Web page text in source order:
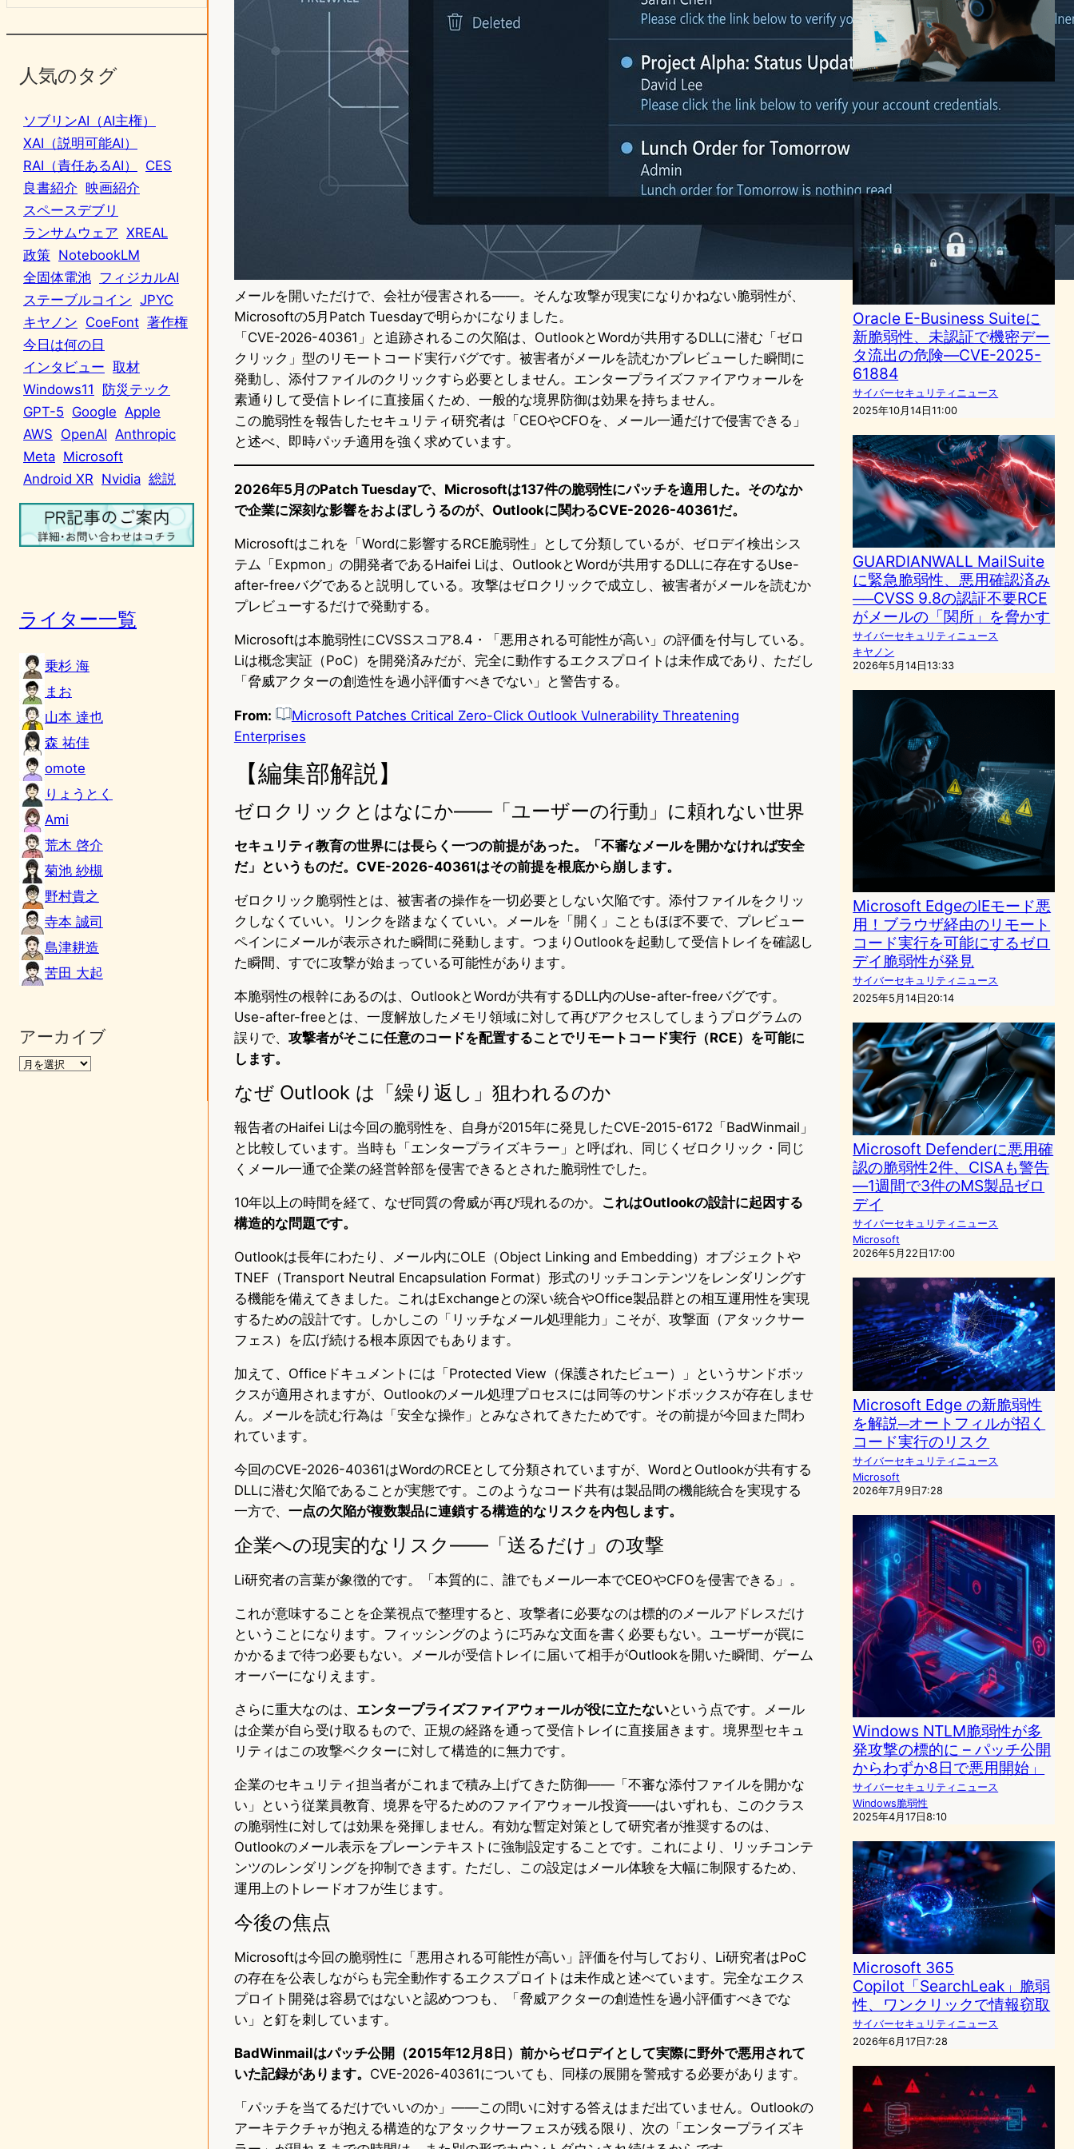
人気のタグ
ソブリンAI（AI主権）
XAI（説明可能AI）
RAI（責任あるAI）
CES
良書紹介 映画紹介
スペースデブリ
ランサムウェア XREAL
政策 NotebookLM
全固体電池 フィジカルAI
ステーブルコイン JPYC
キヤノン CoeFont 著作権
今日は何の日
インタビュー 取材
Windows11
防災テック
GPT-5 Google Apple
AWS OpenAI Anthropic
Meta Microsoft
Android XR Nvidia 総説
ライター一覧
乗杉 海
まお
山本 達也
森 祐佳
omote
りょうとく
Ami
荒木 啓介
菊池 紗槻
野村貴之
寺本 誠司
島津耕造
苦田 大起
アーカイブ
メールを開いただけで、会社が侵害される——。そんな攻撃が現実になりかねない脆弱性が、
Microsoftの5月Patch Tuesdayで明らかになりました。
「CVE-2026-40361」と追跡されるこの欠陥は、OutlookとWordが共用するDLLに潜む「ゼロ
クリック」型のリモートコード実行バグです。被害者がメールを読むかプレビューした瞬間に
発動し、添付ファイルのクリックすら必要としません。エンタープライズファイアウォールを
素通りして受信トレイに直接届くため、一般的な境界防御は効果を持ちません。
この脆弱性を報告したセキュリティ研究者は「CEOやCFOを、メール一通だけで侵害できる」
と述べ、即時パッチ適用を強く求めています。
2026年5月のPatch Tuesdayで、Microsoftは137件の脆弱性にパッチを適用した。そのなか
で企業に深刻な影響をおよぼしうるのが、Outlookに関わるCVE-2026-40361だ。
Microsoftはこれを「Wordに影響するRCE脆弱性」として分類しているが、ゼロデイ検出シス
テム「Expmon」の開発者であるHaifei Liは、OutlookとWordが共用するDLLに存在するUse-
after-freeバグであると説明している。攻撃はゼロクリックで成立し、被害者がメールを読むか
プレビューするだけで発動する。
Microsoftは本脆弱性にCVSSスコア8.4・「悪用される可能性が高い」の評価を付与している。
Liは概念実証（PoC）を開発済みだが、完全に動作するエクスプロイトは未作成であり、ただし
「脅威アクターの創造性を過小評価すべきでない」と警告する。
From:
Microsoft Patches Critical Zero-Click Outlook Vulnerability Threatening
Enterprises
【編集部解説】
ゼロクリックとはなにか——「ユーザーの行動」に頼れない世界
セキュリティ教育の世界には長らく一つの前提があった。「不審なメールを開かなければ安全
だ」というものだ。CVE-2026-40361はその前提を根底から崩します。
ゼロクリック脆弱性とは、被害者の操作を一切必要としない欠陥です。添付ファイルをクリッ
クしなくていい。リンクを踏まなくていい。メールを「開く」こともほぼ不要で、プレビュー
ペインにメールが表示された瞬間に発動します。つまりOutlookを起動して受信トレイを確認し
た瞬間、すでに攻撃が始まっている可能性があります。
本脆弱性の根幹にあるのは、OutlookとWordが共有するDLL内のUse-after-freeバグです。
Use-after-freeとは、一度解放したメモリ領域に対して再びアクセスしてしまうプログラムの
誤りで、 攻撃者がそこに任意のコードを配置することでリモートコード実行（RCE）を可能に
します。
なぜ Outlook は「繰り返し」狙われるのか
報告者のHaifei Liは今回の脆弱性を、自身が2015年に発見したCVE-2015-6172「BadWinmail」
と比較しています。当時も「エンタープライズキラー」と呼ばれ、同じくゼロクリック・同じ
くメール一通で企業の経営幹部を侵害できるとされた脆弱性でした。
10年以上の時間を経て、なぜ同質の脅威が再び現れるのか。
これはOutlookの設計に起因する
構造的な問題です。
Outlookは長年にわたり、メール内にOLE（Object Linking and Embedding）オブジェクトや
TNEF（Transport Neutral Encapsulation Format）形式のリッチコンテンツをレンダリングす
る機能を備えてきました。これはExchangeとの深い統合やOffice製品群との相互運用性を実現
するための設計です。しかしこの「リッチなメール処理能力」こそが、攻撃面（アタックサー
フェス）を広げ続ける根本原因でもあります。
加えて、Officeドキュメントには「Protected View（保護されたビュー）」というサンドボッ
クスが適用されますが、Outlookのメール処理プロセスには同等のサンドボックスが存在しませ
ん。メールを読む行為は「安全な操作」とみなされてきたためです。その前提が今回また問わ
れています。
今回のCVE-2026-40361はWordのRCEとして分類されていますが、WordとOutlookが共有する
DLLに潜む欠陥であることが実態です。このようなコード共有は製品間の機能統合を実現する
一方で、 一点の欠陥が複数製品に連鎖する構造的なリスクを内包します。
企業への現実的なリスク——「送るだけ」の攻撃
Li研究者の言葉が象徴的です。「本質的に、誰でもメール一本でCEOやCFOを侵害できる」。
これが意味することを企業視点で整理すると、攻撃者に必要なのは標的のメールアドレスだけ
ということになります。フィッシングのように巧みな文面を書く必要もない。ユーザーが罠に
かかるまで待つ必要もない。メールが受信トレイに届いて相手がOutlookを開いた瞬間、ゲーム
オーバーになりえます。
さらに重大なのは、 エンタープライズファイアウォールが役に立たないという点です。メール
は企業が自ら受け取るもので、正規の経路を通って受信トレイに直接届きます。境界型セキュ
リティはこの攻撃ベクターに対して構造的に無力です。
企業のセキュリティ担当者がこれまで積み上げてきた防御——「不審な添付ファイルを開かな
い」という従業員教育、境界を守るためのファイアウォール投資——はいずれも、このクラス
の脆弱性に対しては効果を発揮しません。有効な暫定対策として研究者が推奨するのは、
Outlookのメール表示をプレーンテキストに強制設定することです。これにより、リッチコンテ
ンツのレンダリングを抑制できます。ただし、この設定はメール体験を大幅に制限するため、
運用上のトレードオフが生じます。
今後の焦点
Microsoftは今回の脆弱性に「悪用される可能性が高い」評価を付与しており、Li研究者はPoC
の存在を公表しながらも完全動作するエクスプロイトは未作成と述べています。完全なエクス
プロイト開発は容易ではないと認めつつも、「脅威アクターの創造性を過小評価すべきでな
い」と釘を刺しています。
BadWinmailはパッチ公開（2015年12月8日）前からゼロデイとして実際に野外で悪用されて
いた記録があります。 CVE-2026-40361についても、同様の展開を警戒する必要があります。
「パッチを当てるだけでいいのか」——この問いに対する答えはまだ出ていません。Outlookの
アーキテクチャが抱える構造的なアタックサーフェスが残る限り、次の「エンタープライズキ
メール1通で企業秘密が筒抜
け：世界初ゼロクリックAI攻
Oracle E-Business Suiteに
新脆弱性、未認証で機密デー
タ流出の危険―CVE-2025-
61884
サイバーセキュリティニュース
2025年10月14日11:00
GUARDIANWALL MailSuite
に緊急脆弱性、悪用確認済み
──CVSS 9.8の認証不要RCE
がメールの「関所」を脅かす
サイバーセキュリティニュース
キヤノン
2026年5月14日13:33
Microsoft EdgeのIEモード悪
用！ブラウザ経由のリモート
コード実行を可能にするゼロ
デイ脆弱性が発見
サイバーセキュリティニュース
2025年5月14日20:14
Microsoft Defenderに悪用確
認の脆弱性2件、CISAも警告
―1週間で3件のMS製品ゼロ
デイ
サイバーセキュリティニュース
Microsoft
2026年5月22日17:00
Microsoft Edge の新脆弱性
を解説─オートフィルが招く
コード実行のリスク
サイバーセキュリティニュース
Microsoft
2026年7月9日7:28
Windows NTLM脆弱性が多
発攻撃の標的に – パッチ公開
からわずか8日で悪用開始」
サイバーセキュリティニュース
Windows脆弱性
2025年4月17日8:10
Microsoft 365
Copilot「SearchLeak」脆弱
性、ワンクリックで情報窃取
サイバーセキュリティニュース
2026年6月17日7:28